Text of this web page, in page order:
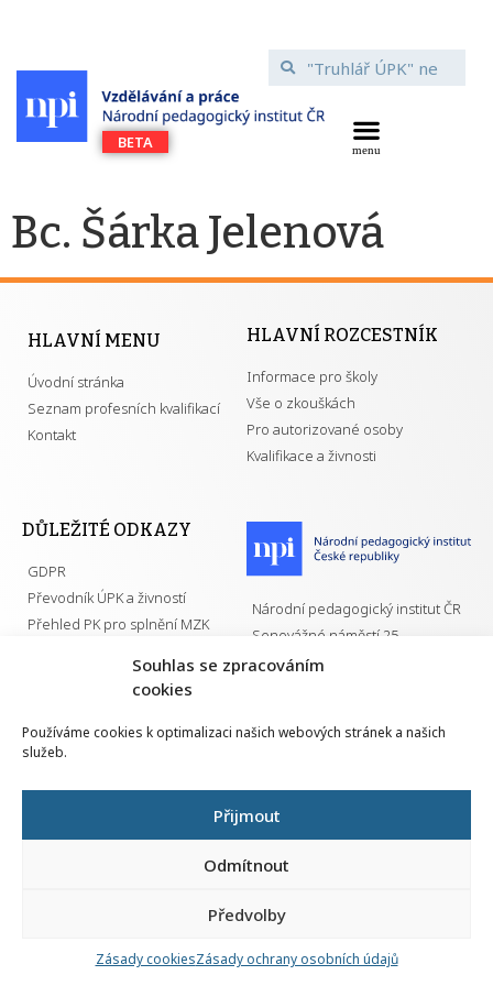
Souhlas se zpracováním
cookies
Používáme cookies k optimalizaci našich webových stránek a našich
služeb.
Přijmout
Odmítnout
Předvolby
Zásady cookiesZásady ochrany osobních údajů
Bc. Šárka Jelenová
HLAVNÍ MENU
Úvodní stránka
Seznam profesních kvalifikací
Kontakt
HLAVNÍ ROZCESTNÍK
Informace pro školy
Vše o zkouškách
Pro autorizované osoby
Kvalifikace a živnosti
DŮLEŽITÉ ODKAZY
GDPR
Převodník ÚPK a živností
Přehled PK pro splnění MZK
Národní pedagogický institut ČR
Senovážné náměstí 25
110 00 Praha 1